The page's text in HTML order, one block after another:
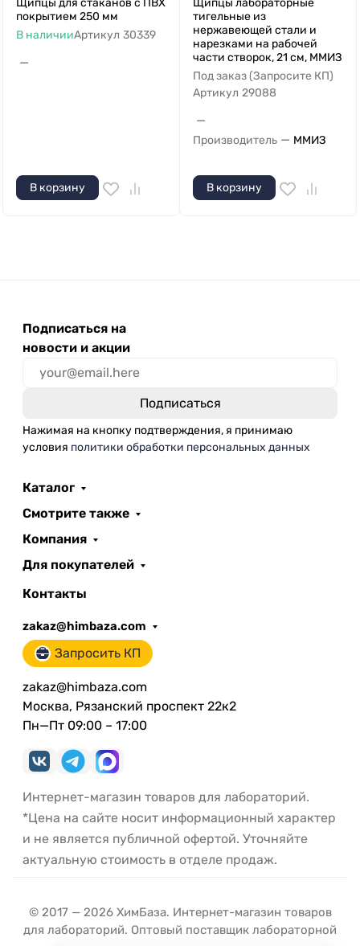
Щипцы для стаканов с ПВХ
покрытием 250 мм
В наличииАртикул 30339
—
В корзину
Щипцы лабораторные
тигельные из
нержавеющей стали и
нарезками на рабочей
части створок, 21 см, ММИЗ
Под заказ (Запросите КП)
Артикул 29088
—
Производитель — ММИЗ
В корзину
Подписаться на
новости и акции
Нажимая на кнопку подтверждения, я принимаю
условия политики обработки персональных данных
Каталог
Смотрите также
Компания
Для покупателей
Контакты
zakaz@himbaza.com
Запросить КП
zakaz@himbaza.com
Москва, Рязанский проспект 22к2
Пн—Пт 09:00 – 17:00
Интернет-магазин товаров для лабораторий.
*Цена на сайте носит информационный характер
и не является публичной офертой. Уточняйте
актуальную стоимость в отделе продаж.
© 2017 — 2026 ХимБаза. Интернет-магазин товаров
для лабораторий. Оптовый поставщик лабораторной